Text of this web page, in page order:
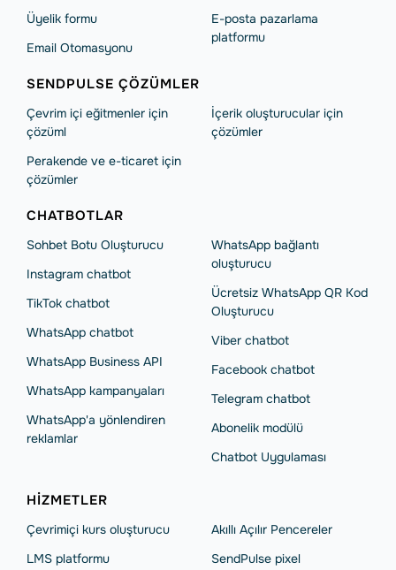
Üyelik formu
Email Otomasyonu
E-posta pazarlama
platformu
SENDPULSE ÇÖZÜMLER
Çevrim içi eğitmenler için
çözüml
Perakende ve e-ticaret için
çözümler
İçerik oluşturucular için
çözümler
CHATBOTLAR
Sohbet Botu Oluşturucu
Instagram chatbot
TikTok chatbot
WhatsApp chatbot
WhatsApp Business API
WhatsApp kampanyaları
WhatsApp'a yönlendiren
reklamlar
WhatsApp bağlantı
oluşturucu
Ücretsiz WhatsApp QR Kod
Oluşturucu
Viber chatbot
Facebook chatbot
Telegram chatbot
Abonelik modülü
Chatbot Uygulaması
HIZMETLER
Çevrimiçi kurs oluşturucu
LMS platformu
Akıllı Açılır Pencereler
SendPulse pixel